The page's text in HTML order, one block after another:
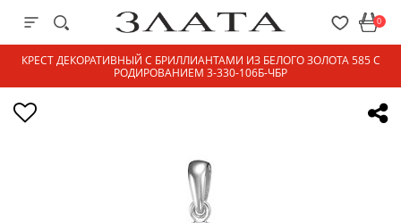
0
КРЕСТ ДЕКОРАТИВНЫЙ С БРИЛЛИАНТАМИ ИЗ БЕЛОГО ЗОЛОТА 585 С
РОДИРОВАНИЕМ 3-330-106Б-ЧБР